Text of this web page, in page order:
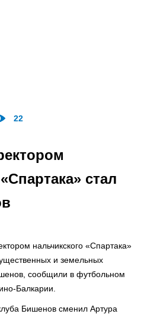
22
стал
нальчикского «Спартака»
и земельных
сообщили в футбольном
Балкарии.
Бишенов сменил Артура